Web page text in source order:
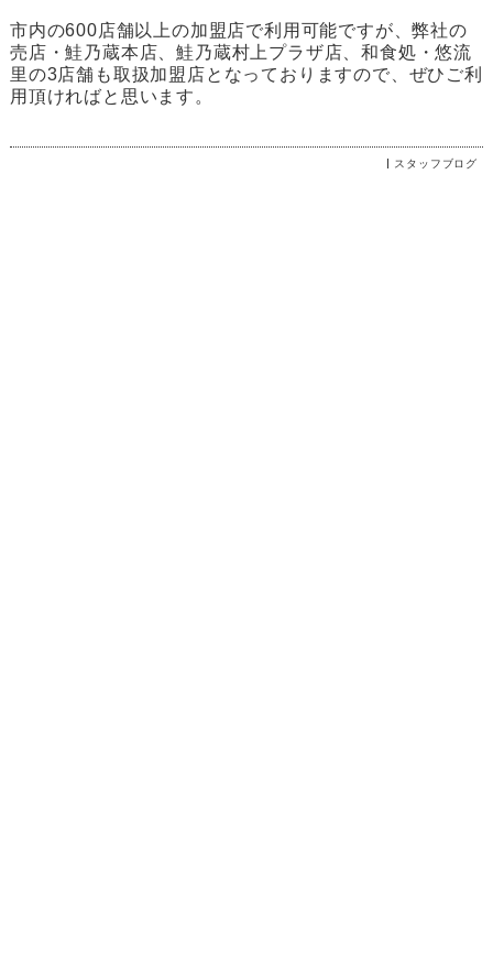
市内の600店舗以上の加盟店で利用可能ですが、弊社の
売店・鮭乃蔵本店、鮭乃蔵村上プラザ店、和食処・悠流
里の3店舗も取扱加盟店となっておりますので、ぜひご利
用頂ければと思います。
スタッフブログ